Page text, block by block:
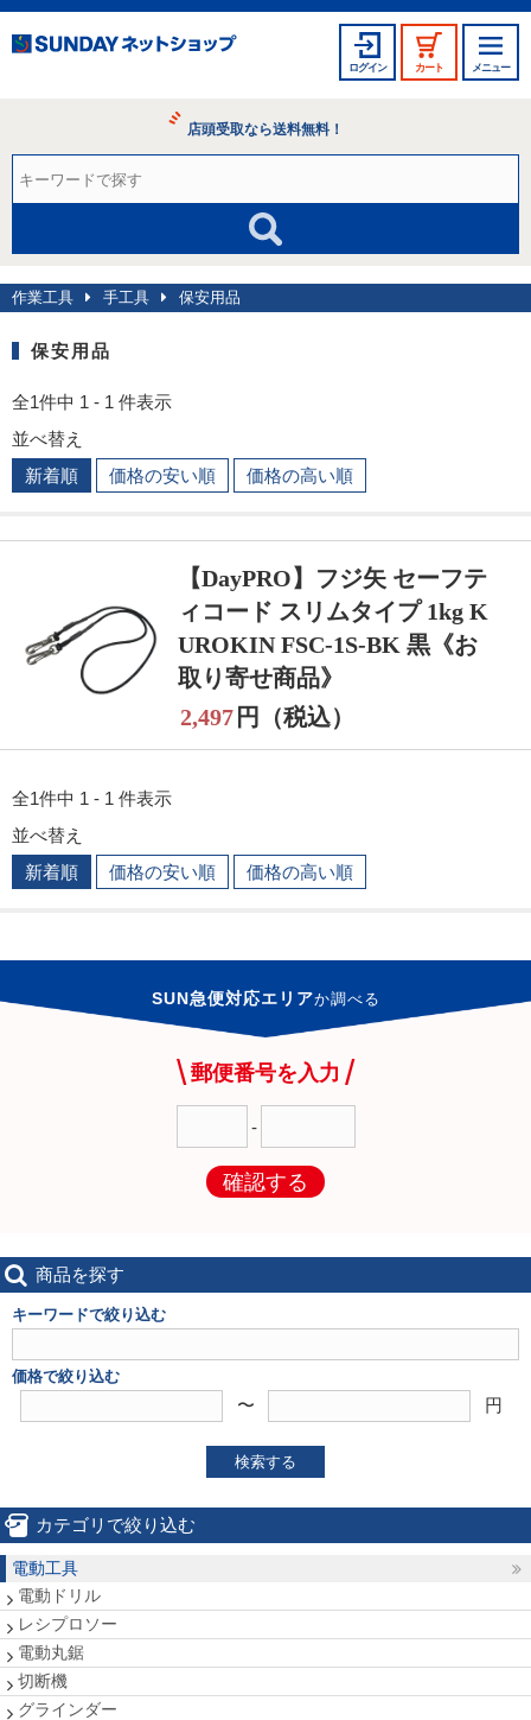
ログイン カート メニュー
店頭受取なら送料無料！
作業工具 手工具 保安用品
保安用品
全1件中 1 - 1 件表示
並べ替え
新着順
価格の安い順 価格の高い順
【DayPRO】フジ矢 セーフテ
ィコード スリムタイプ 1kg K
UROKIN FSC-1S-BK 黒《お
取り寄せ商品》
2,497 円（税込）
全1件中 1 - 1 件表示
並べ替え
新着順
価格の安い順 価格の高い順
SUN急便対応エリアか調べる
郵便番号を入力
-
確認する
商品を探す
キーワードで絞り込む
価格で絞り込む
〜 円
検索する
カテゴリで絞り込む
電動工具
電動ドリル
レシプロソー
電動丸鋸
切断機
グラインダー